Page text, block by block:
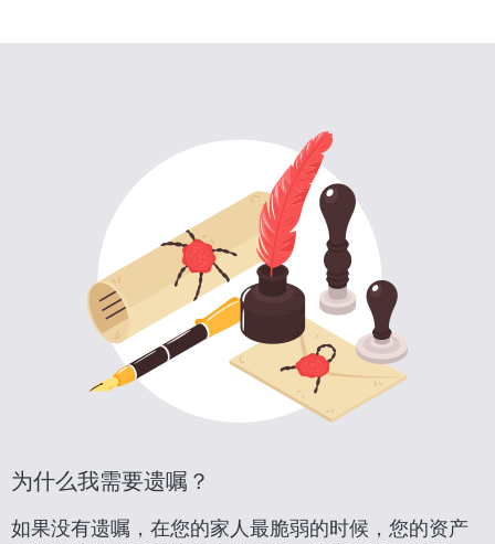
为什么我需要遗嘱？
如果没有遗嘱，在您的家人最脆弱的时候，您的资产